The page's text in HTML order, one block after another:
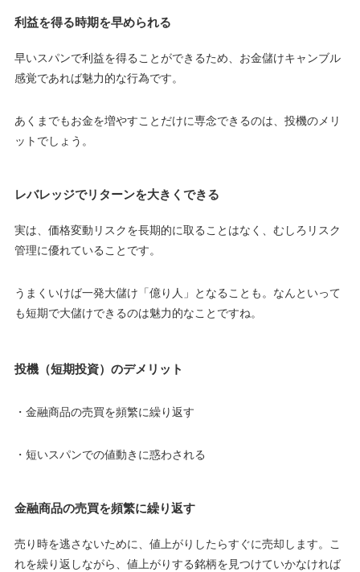
利益を得る時期を早められる
早いスパンで利益を得ることができるため、 お金儲けキャンブル
感覚であれば魅力的な行為です。
あくまでもお金を増やすことだけに専念できるのは、投機のメリ
ットでしょう。
レバレッジでリターンを大きくできる
実は、価格変動リスクを長期的に取ることはなく、 むしろリスク
管理に優れていることです。
うまくいけば一発大儲け「億り人」となることも。なんといって
も短期で大儲けできるのは魅力的なことですね。
投機（短期投資）のデメリット
・金融商品の売買を頻繁に繰り返す
・短いスパンでの値動きに惑わされる
金融商品の売買を頻繁に繰り返す
売り時を逃さないために、値上がりしたらすぐに売却します。
こ
れを繰り返しながら、値上がりする銘柄を見つけていかなければ